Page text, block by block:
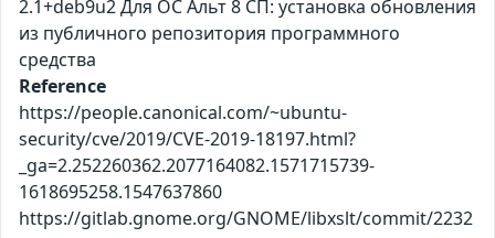
2.1+deb9u2 Для ОС Альт 8 СП: установка обновления
из публичного репозитория программного
средства
Reference
https://people.canonical.com/~ubuntu-
security/cve/2019/CVE-2019-18197.html?
_ga=2.252260362.2077164082.1571715739-
1618695258.1547637860
https://gitlab.gnome.org/GNOME/libxslt/commit/2232